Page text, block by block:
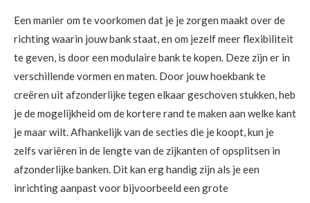
Een manier om te voorkomen dat je je zorgen maakt over de
richting waarin jouw bank staat, en om jezelf meer flexibiliteit
te geven, is door een modulaire bank te kopen. Deze zijn er in
verschillende vormen en maten. Door jouw hoekbank te
creëren uit afzonderlijke tegen elkaar geschoven stukken, heb
je de mogelijkheid om de kortere rand te maken aan welke kant
je maar wilt. Afhankelijk van de secties die je koopt, kun je
zelfs variëren in de lengte van de zijkanten of opsplitsen in
afzonderlijke banken. Dit kan erg handig zijn als je een
inrichting aanpast voor bijvoorbeeld een grote